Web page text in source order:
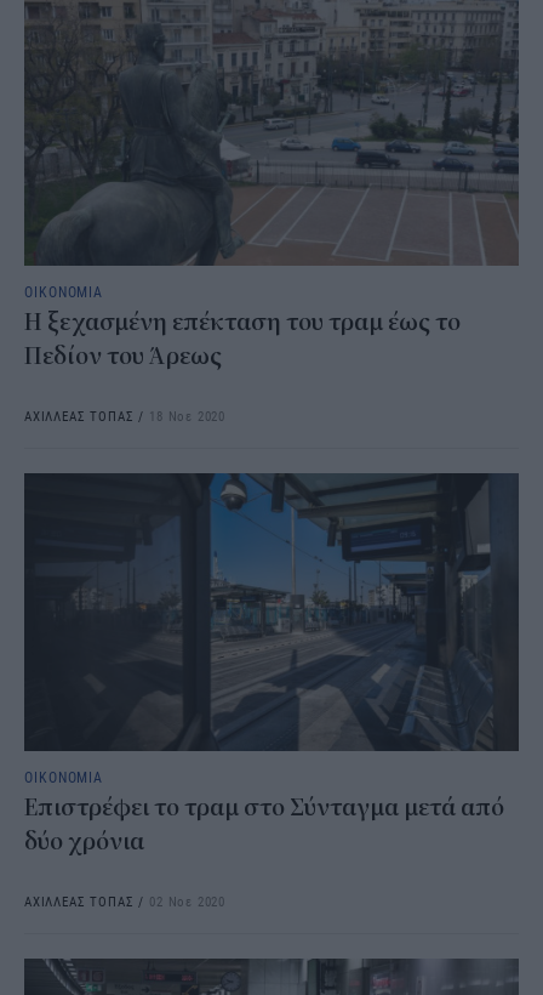
ΟΙΚΟΝΟΜΙΑ
Η ξεχασμένη επέκταση του τραμ έως το
Πεδίον του Άρεως
ΑΧΙΛΛΕΑΣ ΤΟΠΑΣ / 18 Νοε 2020
ΟΙΚΟΝΟΜΙΑ
Επιστρέφει το τραμ στο Σύνταγμα μετά από
δύο χρόνια
ΑΧΙΛΛΕΑΣ ΤΟΠΑΣ / 02 Νοε 2020